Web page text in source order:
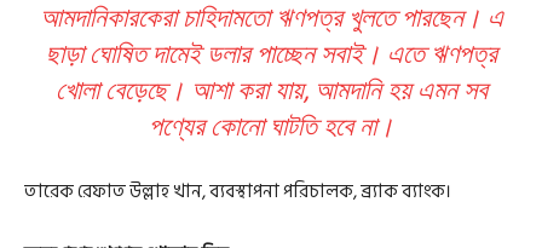
আমদানিকারকেরা চাহিদামতো ঋণপত্র খুলতে পারছেন। এ
ছাড়া ঘোষিত দামেই ডলার পাচ্ছেন সবাই। এতে ঋণপত্র
খোলা বেড়েছে। আশা করা যায়, আমদানি হয় এমন সব
পণ্যের কোনো ঘাটতি হবে না।
তারেক রেফাত উল্লাহ খান, ব্যবস্থাপনা পরিচালক, ব্র্যাক ব্যাংক।